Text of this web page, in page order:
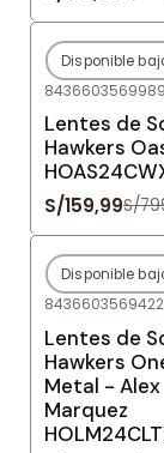
-80%OFF
Agotado
Disponible
8436603569989
Lentes de
Hawkers
S/159,99S/
-80%OFF
Agotado
Disponible
8436603569422
Lentes de
Hawkers
Metal - Alex
Marquez